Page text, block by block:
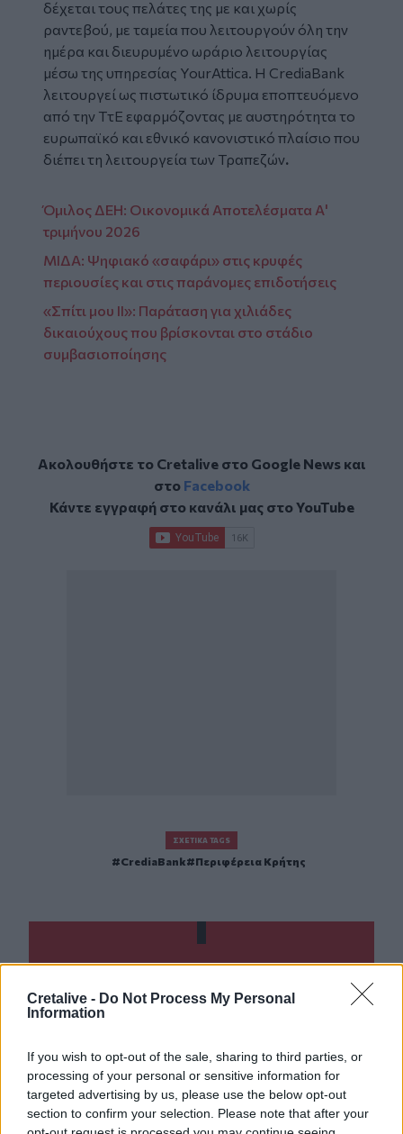
Cretalive - Do Not Process My Personal
Information
If you wish to opt-out of the sale, sharing to third parties, or
processing of your personal or sensitive information for
targeted advertising by us, please use the below opt-out
section to confirm your selection. Please note that after your
δέχεται τους πελάτες της με και χωρίς
ραντεβού, με ταμεία που λειτουργούν όλη την
ημέρα και διευρυμένο ωράριο λειτουργίας
μέσω της υπηρεσίας YourAttica. Η CrediaBank
λειτουργεί ως πιστωτικό ίδρυμα εποπτευόμενο
από την ΤτΕ εφαρμόζοντας με αυστηρότητα το
ευρωπαϊκό και εθνικό κανονιστικό πλαίσιο που
διέπει τη λειτουργεία των Τραπεζών.
Όμιλος ΔΕΗ: Οικονομικά Αποτελέσματα Α'
τριμήνου 2026
ΜΙΔΑ: Ψηφιακό «σαφάρι» στις κρυφές
περιουσίες και στις παράνομες επιδοτήσεις
«Σπίτι μου ΙΙ»: Παράταση για χιλιάδες
δικαιούχους που βρίσκονται στο στάδιο
συμβασιοποίησης
Ακολουθήστε το Cretalive στο Google Newsκαι
στο Facebook
Κάντε εγγραφή στο κανάλι μας στοYouTube
ΣΧΕΤΙΚΆ TAGS
CrediaBank Περιφέρεια Κρήτης
Γίνε ο ρεπόρτερ του CRETALIVE
ΣΤΕΊΛΕ ΤΗΝ ΕΊΔΗΣΗ
Ροή ειδήσεων Δημοφιλή